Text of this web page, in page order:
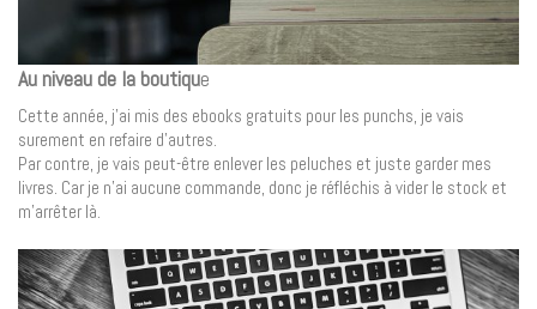
Au niveau de la boutique
Cette année, j’ai mis des ebooks gratuits pour les punchs, je vais
surement en refaire d’autres.
Par contre, je vais peut-être enlever les peluches et juste garder mes
livres. Car je n’ai aucune commande, donc je réfléchis à vider le stock et
m’arrêter là.